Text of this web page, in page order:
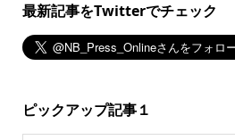
最新記事をTwitterでチェック
ピックアップ記事１